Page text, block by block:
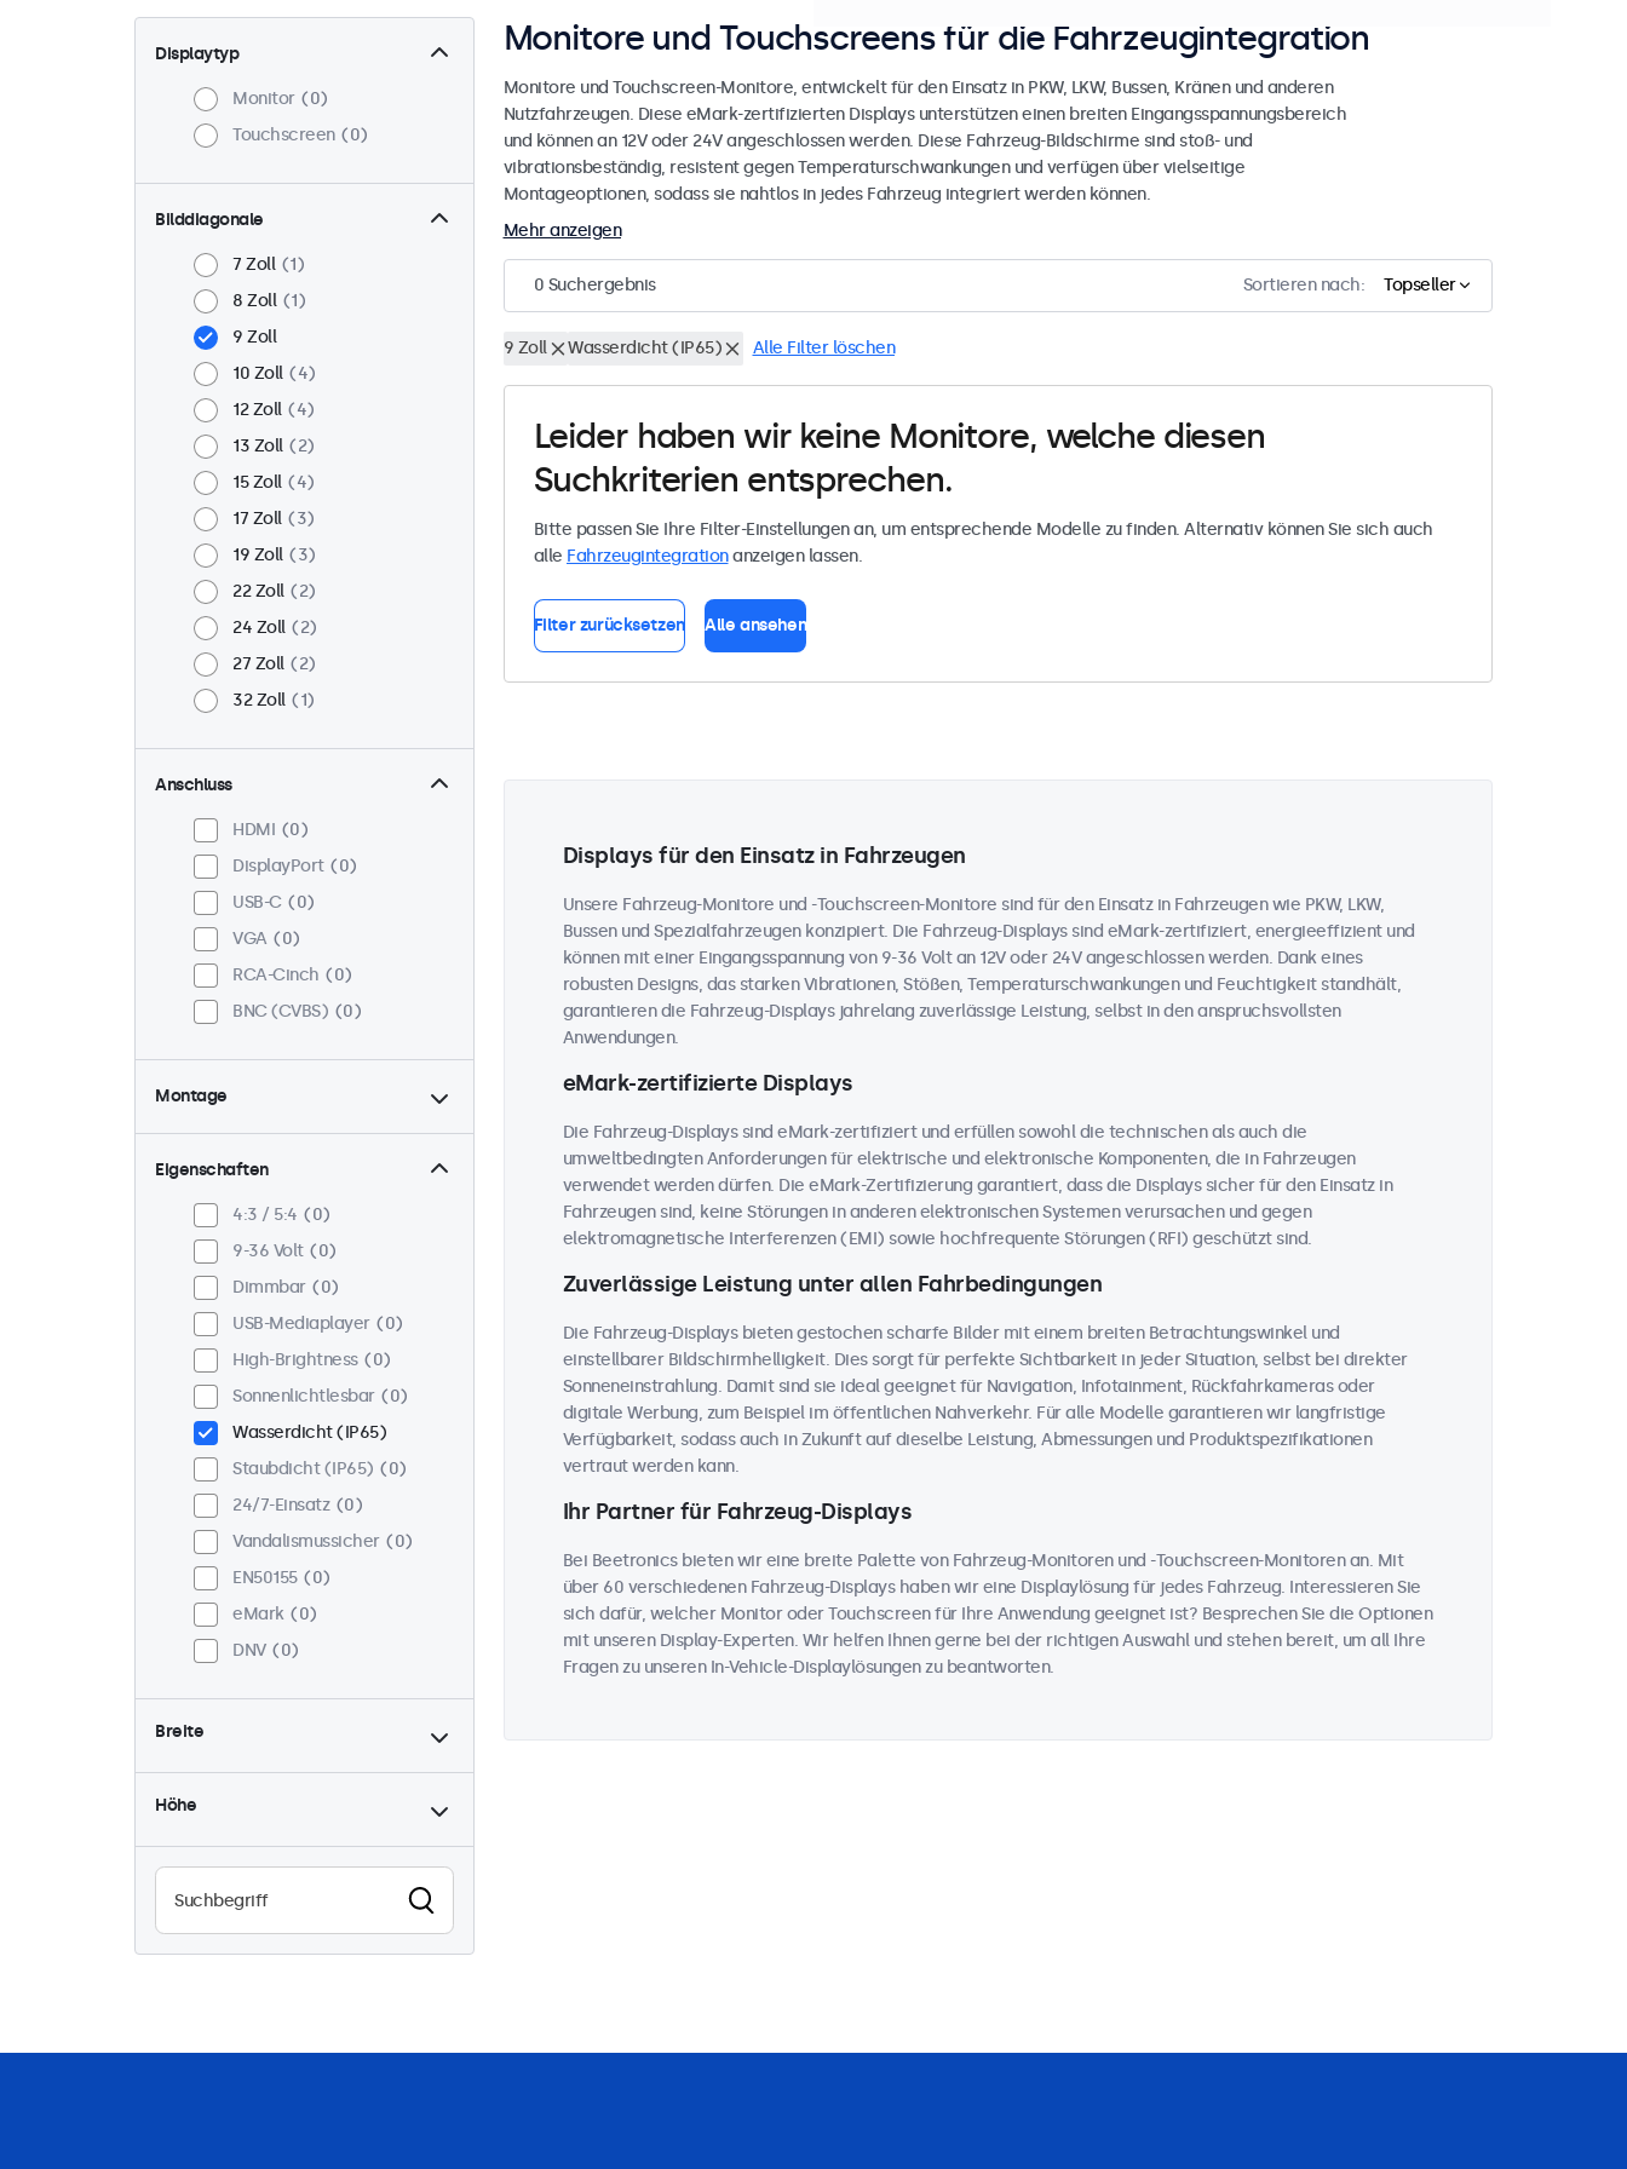
Displaytyp
Monitor
0
Touchscreen
0
Bilddiagonale
7 Zoll
1
8 Zoll
1
9 Zoll
10 Zoll
4
12 Zoll
4
13 Zoll
2
15 Zoll
4
17 Zoll
3
19 Zoll
3
22 Zoll
2
24 Zoll
2
27 Zoll
2
32 Zoll
1
Anschluss
HDMI
0
DisplayPort
0
USB-C
0
VGA
0
RCA-Cinch
0
BNC (CVBS)
0
Montage
Tisch
0
Wand
Panel-Mount
Einbau
0
Rack-Montage (19 Zoll)
VESA 75 x 75
VESA 100 x 100
0
Eigenschaften
4:3 / 5:4
0
9-36 Volt
0
Dimmbar
0
USB-Mediaplayer
0
High-Brightness
0
Sonnenlichtlesbar
0
Wasserdicht (IP65)
Staubdicht (IP65)
0
24/7-Einsatz
0
Vandalismussicher
0
EN50155
0
eMark
0
DNV
0
Breite
Höhe
Monitore und Touchscreens für die Fahrzeugintegration
Monitore und Touchscreen-Monitore, entwickelt für den Einsatz in PKW, LKW, Bussen, Kränen und anderen
Nutzfahrzeugen. Diese eMark-zertifizierten Displays unterstützen einen breiten Eingangsspannungsbereich
und können an 12V oder 24V angeschlossen werden. Diese Fahrzeug-Bildschirme sind stoß- und
vibrationsbeständig, resistent gegen Temperaturschwankungen und verfügen über vielseitige
Montageoptionen, sodass sie nahtlos in jedes Fahrzeug integriert werden können.
Mehr anzeigen
0 Suchergebnis Sortieren nach: Topseller
9 Zoll Wasserdicht (IP65) Alle Filter löschen
Leider haben wir keine Monitore, welche diesen
Suchkriterien entsprechen.
Bitte passen Sie Ihre Filter-Einstellungen an, um entsprechende Modelle zu finden. Alternativ können Sie sich auch
alle Fahrzeugintegrationanzeigen lassen.
Filter zurücksetzen Alle ansehen
Displays für den Einsatz in Fahrzeugen
Unsere Fahrzeug-Monitore und -Touchscreen-Monitore sind für den Einsatz in Fahrzeugen wie PKW, LKW,
Bussen und Spezialfahrzeugen konzipiert. Die Fahrzeug-Displays sind eMark-zertifiziert, energieeffizient und
können mit einer Eingangsspannung von 9-36 Volt an 12V oder 24V angeschlossen werden. Dank eines
robusten Designs, das starken Vibrationen, Stößen, Temperaturschwankungen und Feuchtigkeit standhält,
garantieren die Fahrzeug-Displays jahrelang zuverlässige Leistung, selbst in den anspruchsvollsten
Anwendungen.
eMark-zertifizierte Displays
Die Fahrzeug-Displays sind eMark-zertifiziert und erfüllen sowohl die technischen als auch die
umweltbedingten Anforderungen für elektrische und elektronische Komponenten, die in Fahrzeugen
verwendet werden dürfen. Die eMark-Zertifizierung garantiert, dass die Displays sicher für den Einsatz in
Fahrzeugen sind, keine Störungen in anderen elektronischen Systemen verursachen und gegen
elektromagnetische Interferenzen (EMI) sowie hochfrequente Störungen (RFI) geschützt sind.
Zuverlässige Leistung unter allen Fahrbedingungen
Die Fahrzeug-Displays bieten gestochen scharfe Bilder mit einem breiten Betrachtungswinkel und
einstellbarer Bildschirmhelligkeit. Dies sorgt für perfekte Sichtbarkeit in jeder Situation, selbst bei direkter
Sonneneinstrahlung. Damit sind sie ideal geeignet für Navigation, Infotainment, Rückfahrkameras oder
digitale Werbung, zum Beispiel im öffentlichen Nahverkehr. Für alle Modelle garantieren wir langfristige
Verfügbarkeit, sodass auch in Zukunft auf dieselbe Leistung, Abmessungen und Produktspezifikationen
vertraut werden kann.
Ihr Partner für Fahrzeug-Displays
Bei Beetronics bieten wir eine breite Palette von Fahrzeug-Monitoren und -Touchscreen-Monitoren an. Mit
über 60 verschiedenen Fahrzeug-Displays haben wir eine Displaylösung für jedes Fahrzeug. Interessieren Sie
sich dafür, welcher Monitor oder Touchscreen für Ihre Anwendung geeignet ist? Besprechen Sie die Optionen
mit unseren Display-Experten. Wir helfen Ihnen gerne bei der richtigen Auswahl und stehen bereit, um all Ihre
Fragen zu unseren In-Vehicle-Displaylösungen zu beantworten.